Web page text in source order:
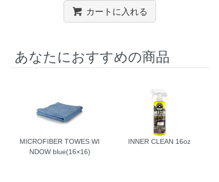
カートに入れる
あなたにおすすめの商品
MICROFIBER TOWES WI
NDOW blue(16×16)
INNER CLEAN 16oz